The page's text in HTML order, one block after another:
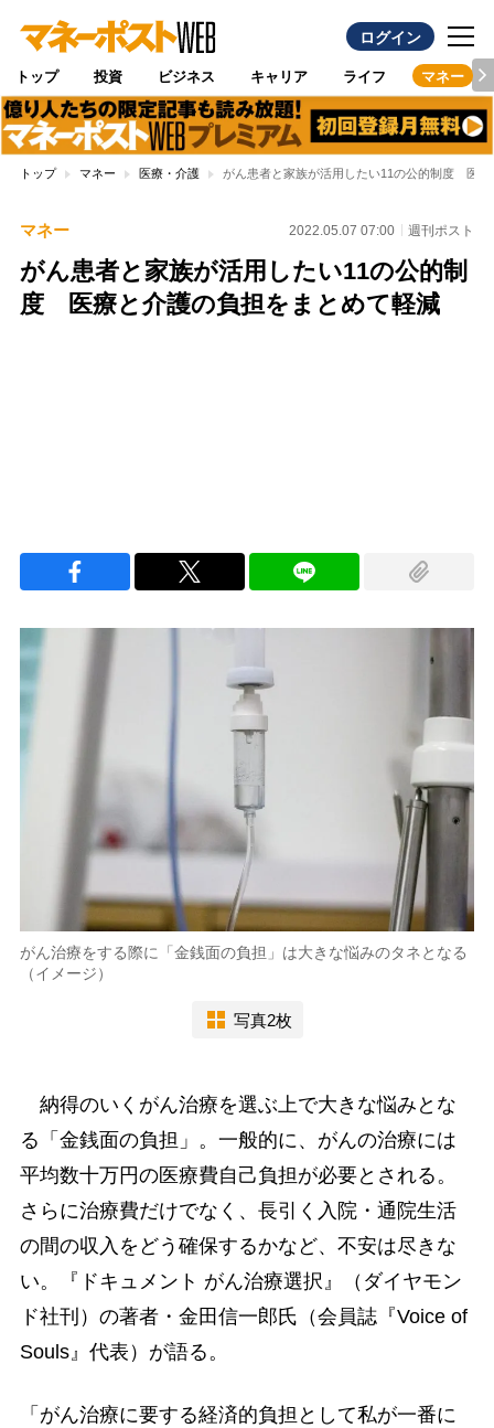
ログイン
トップ 投資 ビジネス キャリア ライフ マネー
トップ マネー 医療・介護 がん患者と家族が活用したい11の公的制度 医療
マネー 2022.05.07 07:00 週刊ポスト
がん患者と家族が活用したい11の公的制
度 医療と介護の負担をまとめて軽減
がん治療をする際に「金銭面の負担」は大きな悩みのタネとなる
（イメージ）
写真2枚
納得のいくがん治療を選ぶ上で大きな悩みとな
る「金銭面の負担」。一般的に、がんの治療には
平均数十万円の医療費自己負担が必要とされる。
さらに治療費だけでなく、長引く入院・通院生活
の間の収入をどう確保するかなど、不安は尽きな
い。『ドキュメント がん治療選択』（ダイヤモン
ド社刊）の著者・金田信一郎氏（会員誌『Voice of
Souls』代表）が語る。
「がん治療に要する経済的負担として私が一番に